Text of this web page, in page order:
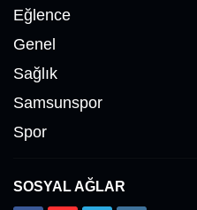
Eğlence
Genel
Sağlık
Samsunspor
Spor
SOSYAL AĞLAR